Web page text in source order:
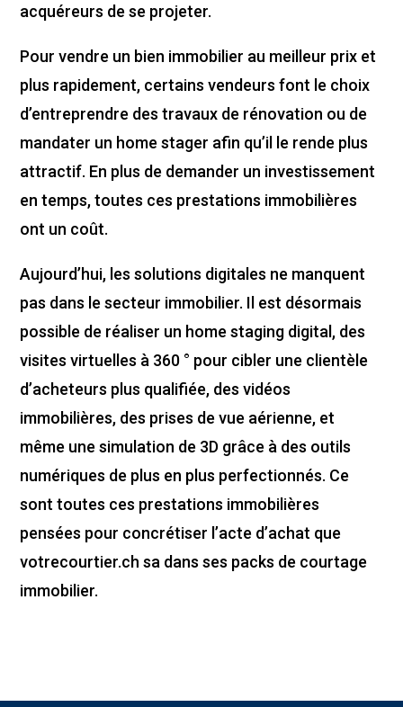
acquéreurs de se projeter.
Pour vendre un bien immobilier au meilleur prix et
plus rapidement, certains vendeurs font le choix
d’entreprendre des travaux de rénovation ou de
mandater un home stager afin qu’il le rende plus
attractif. En plus de demander un investissement
en temps, toutes ces prestations immobilières
ont un coût.
Aujourd’hui, les solutions digitales ne manquent
pas dans le secteur immobilier. Il est désormais
possible de réaliser un home staging digital, des
visites virtuelles à 360 ° pour cibler une clientèle
d’acheteurs plus qualifiée, des vidéos
immobilières, des prises de vue aérienne, et
même une simulation de 3D grâce à des outils
numériques de plus en plus perfectionnés. Ce
sont toutes ces prestations immobilières
pensées pour concrétiser l’acte d’achat que
votrecourtier.ch sa dans ses packs de courtage
immobilier.